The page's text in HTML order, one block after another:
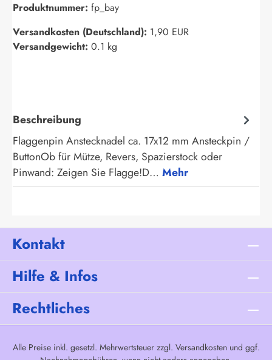
Produktnummer: fp_bay
Versandkosten (Deutschland): 1,90 EUR
Versandgewicht: 0.1 kg
Beschreibung
Flaggenpin Anstecknadel ca. 17x12 mm Ansteckpin /
ButtonOb für Mütze, Revers, Spazierstock oder
Pinwand: Zeigen Sie Flagge!D… Mehr
Kontakt
Hilfe & Infos
Rechtliches
Alle Preise inkl. gesetzl. Mehrwertsteuer zzgl. Versandkostenund ggf.